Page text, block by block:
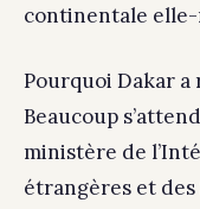
continentale elle-
Pourquoi Dakar a
Beaucoup
ministère de
étrangères et des